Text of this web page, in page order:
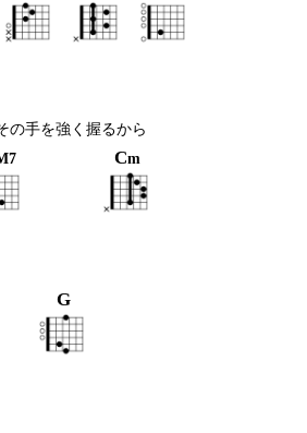
の手を強く握るから
Cm
G